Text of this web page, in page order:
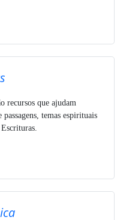
recursos que ajudam
temas espirituais